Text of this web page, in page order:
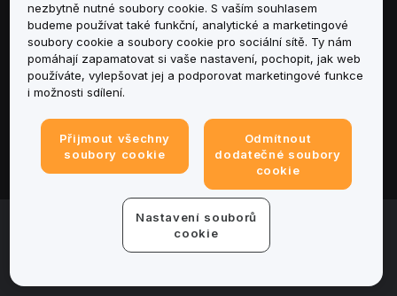
Služby
podpora
Právní informace
© 2025-2026 Bybit.eu. All rights reserved.
Podmínky poskytování služeb
Podmínky ochrany
nezbytně nutné soubory cookie. S vaším souhlasem
budeme používat také funkční, analytické a marketingové
soubory cookie a soubory cookie pro sociální sítě. Ty nám
pomáhají zapamatovat si vaše nastavení, pochopit, jak web
používáte, vylepšovat jej a podporovat marketingové funkce
i možnosti sdílení.
Přijmout všechny
soubory cookie
Odmítnout
dodatečné soubory
cookie
Nastavení souborů
cookie